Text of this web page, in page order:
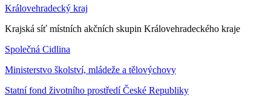
Královehradecký kraj
Krajská síť místních akčních skupin Královehradeckého kraje
Společná Cidlina
Ministerstvo školství, mládeže a tělovýchovy
Statní fond životního prostředí České Republiky